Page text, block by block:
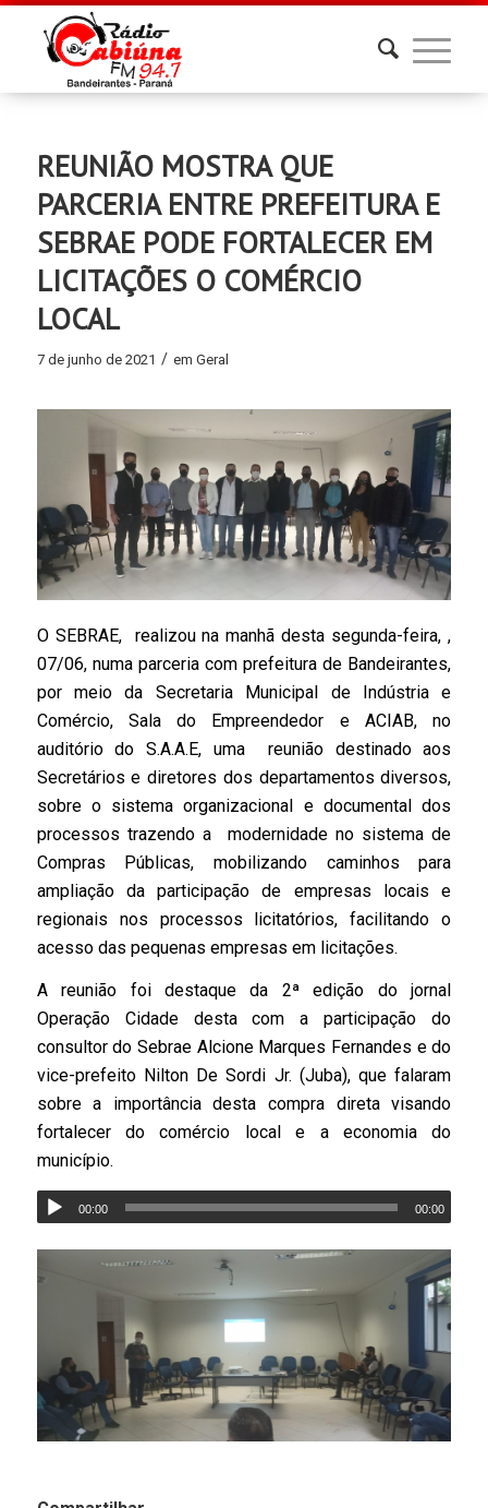
REUNIÃO MOSTRA QUE
PARCERIA ENTRE PREFEITURA E
SEBRAE PODE FORTALECER EM
LICITAÇÕES O COMÉRCIO
LOCAL
7 de junho de 2021 / em Geral
O SEBRAE, realizou na manhã desta segunda-feira, ,
07/06, numa parceria com prefeitura de Bandeirantes,
por meio da Secretaria Municipal de Indústria e
Comércio, Sala do Empreendedor e ACIAB, no
auditório do S.A.A.E, uma reunião destinado aos
Secretários e diretores dos departamentos diversos,
sobre o sistema organizacional e documental dos
processos trazendo a modernidade no sistema de
Compras Públicas, mobilizando caminhos para
ampliação da participação de empresas locais e
regionais nos processos licitatórios, facilitando o
acesso das pequenas empresas em licitações.
A reunião foi destaque da 2ª edição do jornal
Operação Cidade desta com a participação do
consultor do Sebrae Alcione Marques Fernandes e do
vice-prefeito Nilton De Sordi Jr. (Juba), que falaram
sobre a importância desta compra direta visando
fortalecer do comércio local e a economia do
município.
00:00 00:00